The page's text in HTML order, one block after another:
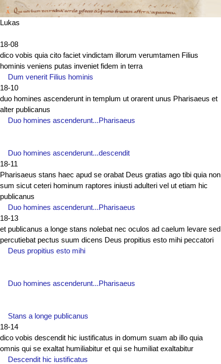
Lukas
18-08
dico vobis quia cito faciet vindictam illorum verumtamen Filius
hominis veniens putas inveniet fidem in terra
Dum venerit Filius hominis
18-10
duo homines ascenderunt in templum ut orarent unus Pharisaeus et
alter publicanus
Duo homines ascenderunt...Pharisaeus
Duo homines ascenderunt...descendit
18-11
Pharisaeus stans haec apud se orabat Deus gratias ago tibi quia non
sum sicut ceteri hominum raptores iniusti adulteri vel ut etiam hic
publicanus
Duo homines ascenderunt...Pharisaeus
18-13
et publicanus a longe stans nolebat nec oculos ad caelum levare sed
percutiebat pectus suum dicens Deus propitius esto mihi peccatori
Deus propitius esto mihi
Duo homines ascenderunt...Pharisaeus
Stans a longe publicanus
18-14
dico vobis descendit hic iustificatus in domum suam ab illo quia
omnis qui se exaltat humiliabitur et qui se humiliat exaltabitur
Descendit hic iustificatus